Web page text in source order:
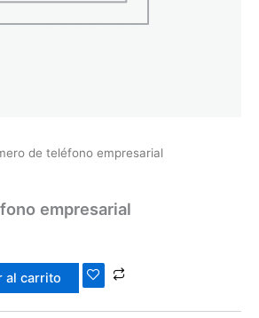
de teléfono empresarial
empresarial
al carrito